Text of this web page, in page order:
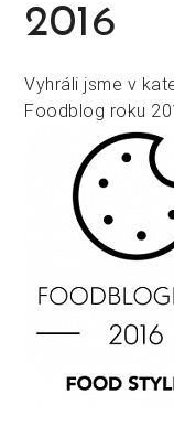
2016
Vyhráli jsme v
Foodblog roku